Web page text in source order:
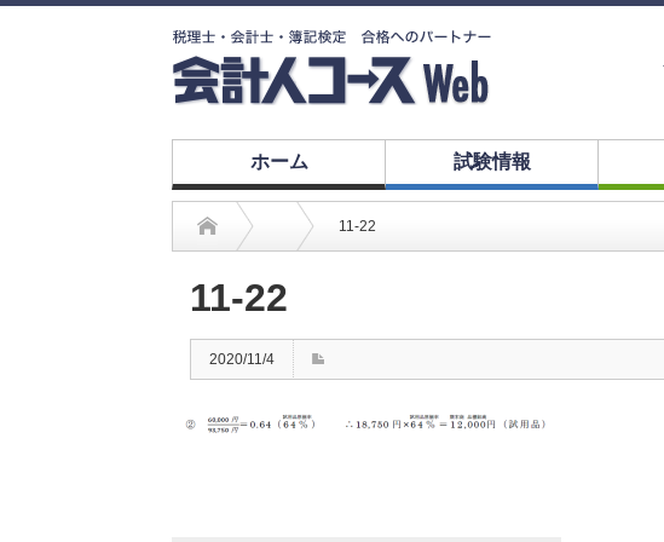
ホーム 試験情報
11-22
11-22
2020/11/4